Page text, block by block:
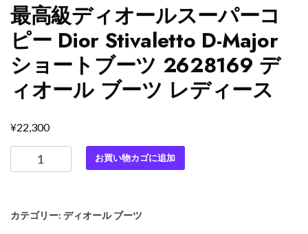
最高級ディオールスーパーコ
ピー Dior Stivaletto D-Major
ショートブーツ 2628169 デ
ィオール ブーツ レディース
¥22,300
高
ィ
お買い物カゴに追加
カテゴリー: ディオール ブーツ